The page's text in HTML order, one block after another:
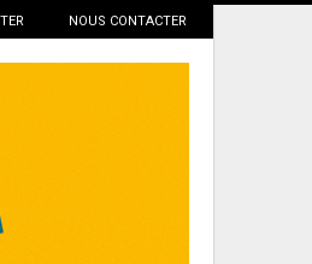
NOUS CONTACTER